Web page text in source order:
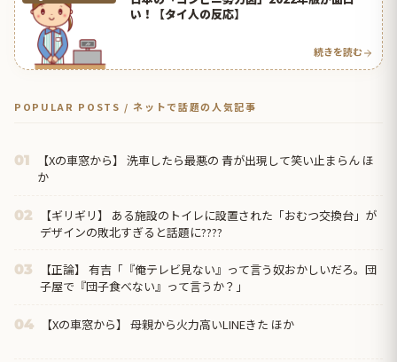
い！【タイ人の反応】
続きを読む
POPULAR POSTS / ネットで話題の人気記事
01
【Xの車窓から】 洗車したら最悪の 青が出現して笑い止まらん ほ
か
02
【ギリギリ】 ある施設のトイレに設置された「おむつ交換台」が
デザインの敗北すぎると話題に????
03
【正論】 有吉「『俺テレビ見ない』って言う奴おかしいだろ。団
子屋で『団子食べない』って言うか？」
04 【Xの車窓から】 母親から火力高いLINEきた ほか